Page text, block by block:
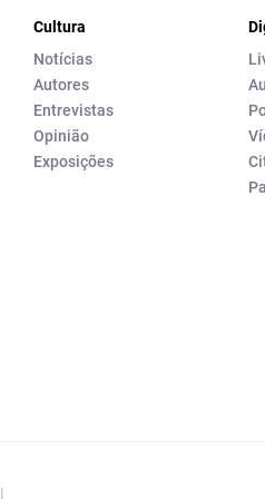
Cultura
Notícias
Autores
Entrevistas
Opinião
Exposições